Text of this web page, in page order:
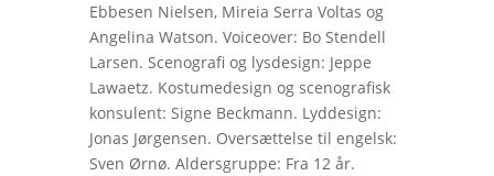
Ebbesen Nielsen, Mireia Serra Voltas og
Angelina Watson. Voiceover: Bo Stendell
Larsen. Scenografi og lysdesign: Jeppe
Lawaetz. Kostumedesign og scenografisk
konsulent: Signe Beckmann. Lyddesign:
Jonas Jørgensen. Oversættelse til engelsk:
Sven Ørnø. Aldersgruppe: Fra 12 år.